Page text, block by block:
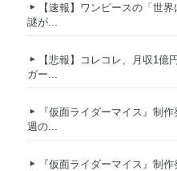
【速報】ワンピースの「世
謎が...
【悲報】コレコレ、月収1億
ガー...
『仮面ライダーマイス』制
週の...
『仮面ライダーマイス』制